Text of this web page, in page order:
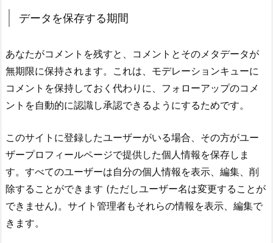
データを保存する期間
あなたがコメントを残すと、コメントとそのメタデータが
無期限に保持されます。これは、モデレーションキューに
コメントを保持しておく代わりに、フォローアップのコメ
ントを自動的に認識し承認できるようにするためです。
このサイトに登録したユーザーがいる場合、その方がユー
ザープロフィールページで提供した個人情報を保存しま
す。すべてのユーザーは自分の個人情報を表示、編集、削
除することができます (ただしユーザー名は変更することが
できません)。サイト管理者もそれらの情報を表示、編集で
きます。